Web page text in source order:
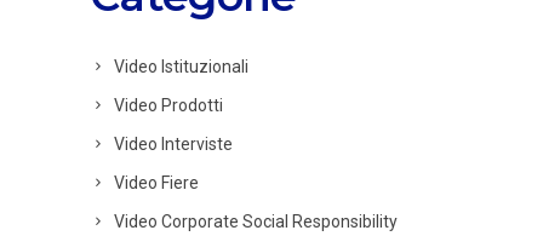
Video Istituzionali
Video Prodotti
Video Interviste
Video Fiere
Video Corporate Social Responsibility